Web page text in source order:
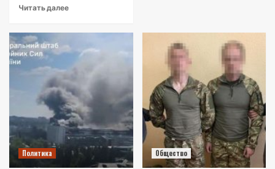
Читать далее
Политика Общество